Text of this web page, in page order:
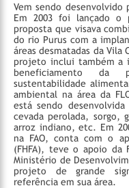
Vem sendo desenvolvido
Em 2003 foi lançado
proposta que visava
do rio Purus com a
áreas desmatadas da Vila
projeto inclui também a
beneficiamento da
sustentabilidade
ambiental na área da
está sendo
cevada perolada, sorgo,
arroz indiano, etc. Em
na FAO, conta com o
(FHFA), teve o apoio da
Ministério de
projeto de grande
referência em sua área.